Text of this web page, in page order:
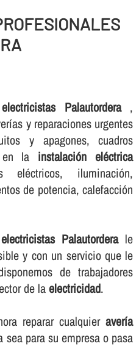
electricistas Palautordera,
y reparaciones urgentes
y apagones, cuadros
en la instalación eléctrica
eléctricos, iluminación,
de potencia, calefacción
electricistas Palautorderale
y con un servicio que le
de trabajadores
de laelectricidad.
reparar cualquieraverí­a
para su empresa o pasa